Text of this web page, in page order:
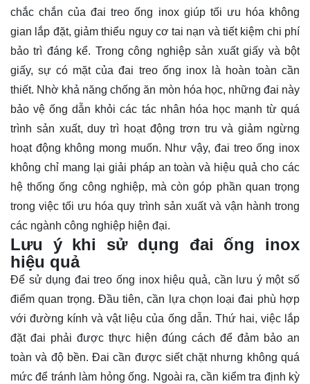
chắc chắn của đai treo ống inox giúp tối ưu hóa không
gian lắp đặt, giảm thiểu nguy cơ tai nạn và tiết kiệm chi phí
bảo trì đáng kể. Trong công nghiệp sản xuất giấy và bột
giấy, sự có mặt của đai treo ống inox là hoàn toàn cần
thiết. Nhờ khả năng chống ăn mòn hóa học, những đai này
bảo vệ ống dẫn khỏi các tác nhân hóa học mạnh từ quá
trình sản xuất, duy trì hoạt động trơn tru và giảm ngừng
hoạt động không mong muốn. Như vậy, đai treo ống inox
không chỉ mang lại giải pháp an toàn và hiệu quả cho các
hệ thống ống công nghiệp, mà còn góp phần quan trọng
trong việc tối ưu hóa quy trình sản xuất và vận hành trong
các ngành công nghiệp hiện đại.
Lưu ý khi sử dụng đai ống inox
hiệu quả
Để sử dụng đai treo ống inox hiệu quả, cần lưu ý một số
điểm quan trọng. Đầu tiên, cần lựa chọn loại đai phù hợp
với đường kính và vật liệu của ống dẫn. Thứ hai, việc lắp
đặt đai phải được thực hiện đúng cách để đảm bảo an
toàn và độ bền. Đai cần được siết chặt nhưng không quá
mức để tránh làm hỏng ống. Ngoài ra, cần kiểm tra định kỳ